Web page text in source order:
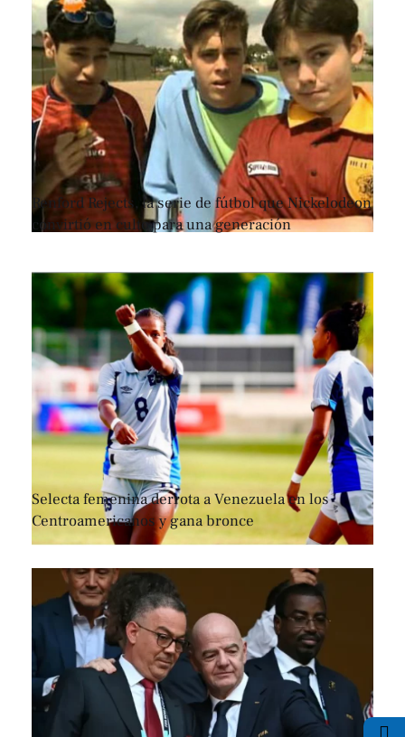
Renford Rejects, la serie de fútbol que Nickelodeon
convirtió en culto para una generación
Selecta femenina derrota a Venezuela en los
Centroamericanos y gana bronce